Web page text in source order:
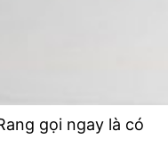
gọi ngay là có